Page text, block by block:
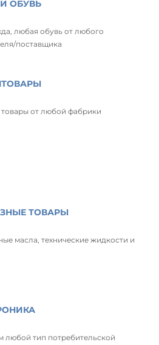
ОБУВЬ
любая обувь от любого
поставщика
от любой фабрики
ТОВАРЫ
масла, технические жидкости и
любой тип потребительской